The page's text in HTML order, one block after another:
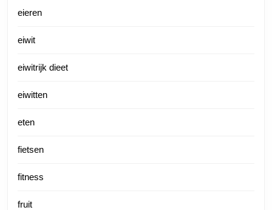
eieren
eiwit
eiwitrijk dieet
eiwitten
eten
fietsen
fitness
fruit